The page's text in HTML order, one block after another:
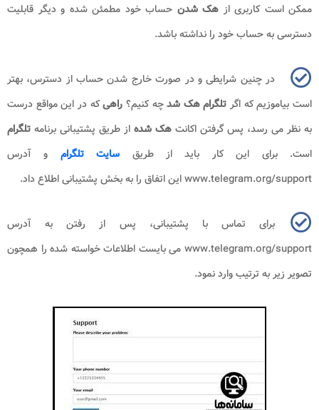
ممکن است کاربری از هک شدن حساب خود مطمئن شده و دیگر قابلیت
دسترسی به حساب خود را نداشته باشد.
در چنین شرایطی و در صورت خارج شدن حساب از دسترس، بهتر
است بیاموزیم که اگر تلگرام هک شدچه کنیم؟ راهیکه در این مواقع درست
به نظر می رسد، پس گرفتن اکانت هک شده از طریق پشتیبانی برنامه تلگرام
است. برای این کار باید از طریق سایت تلگرام و آدرس
www.telegram.org/supportاین اتفاق را به بخش پشتیبانی اطلاع داد.
برای تماس با پشتیبانی، پس از رفتن به آدرس
www.telegram.org/support می بایست اطلاعات خواسته شده را همچون
تصویر زیر به ترتیب وارد نمود.